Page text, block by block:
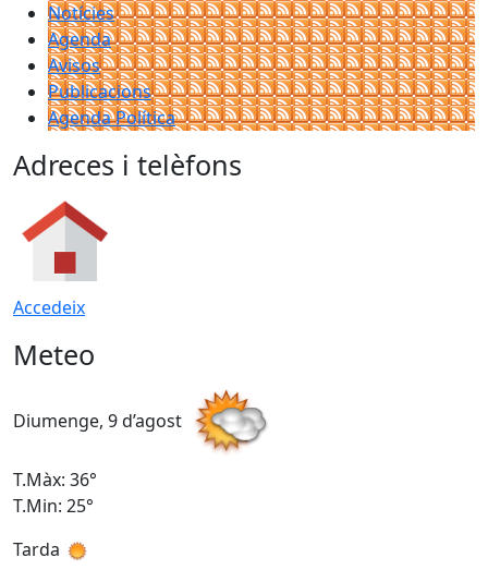
Notícies
Agenda
Avisos
Publicacions
Agenda Política
Adreces i telèfons
Accedeix
Meteo
Diumenge, 9 d’agost
T.Màx: 36°
T.Min: 25°
Tarda